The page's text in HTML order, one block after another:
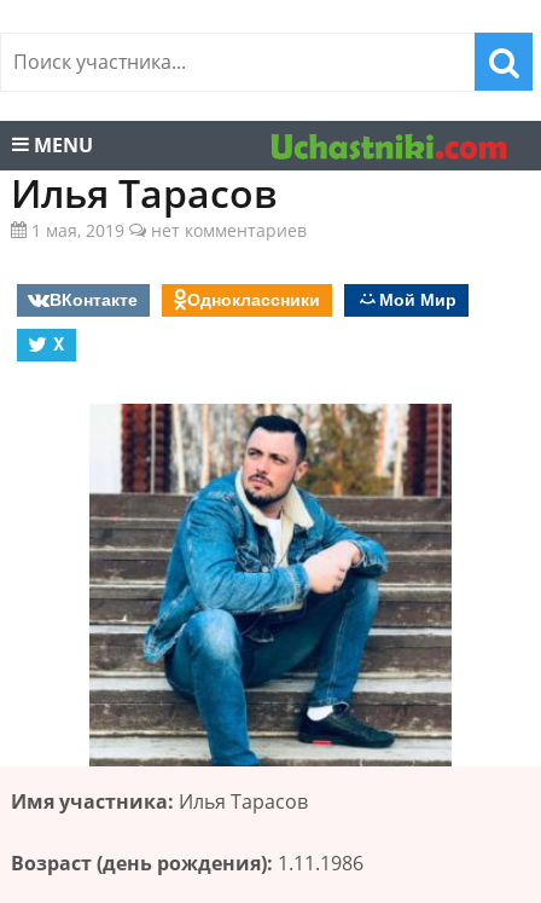
MENU
Илья Тарасов
1 мая, 2019 нет комментариев
ВКонтакте Одноклассники
Мой Мир
X
Имя участника: Илья Тарасов
Возраст (день рождения): 1.11.1986